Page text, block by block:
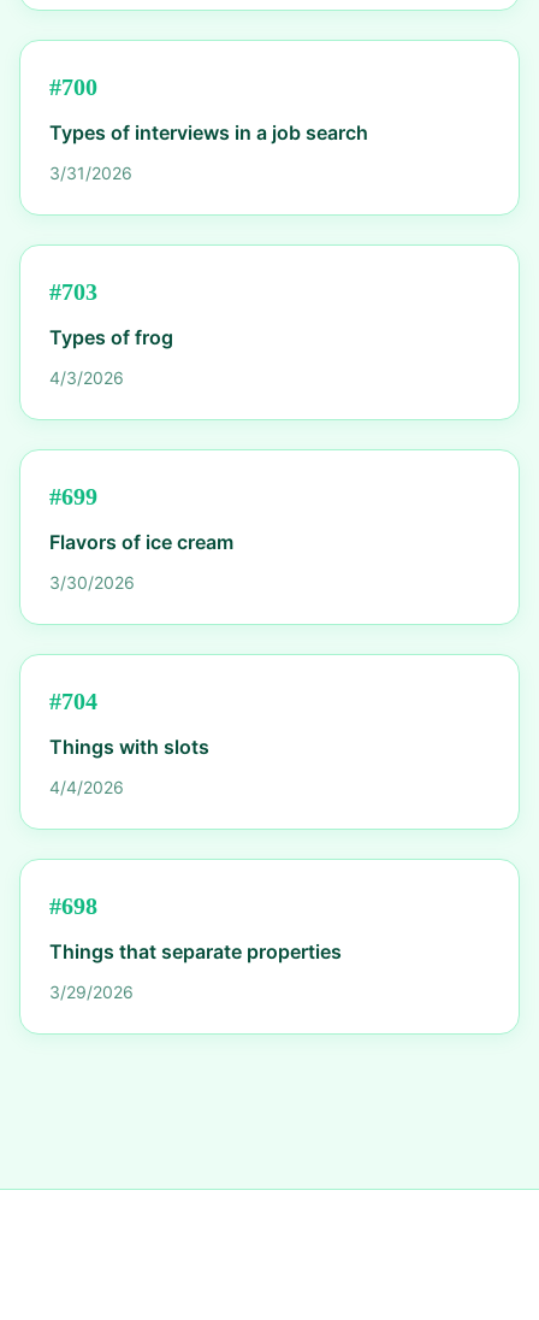
#700
Types of interviews in a job search
3/31/2026
#703
Types of frog
4/3/2026
#699
Flavors of ice cream
3/30/2026
#704
Things with slots
4/4/2026
#698
Things that separate properties
3/29/2026